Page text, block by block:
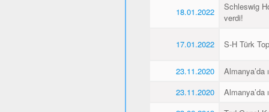
18.01.2022
Schleswig
verdi!
17.01.2022 S-H Türk
23.11.2020
Almanya’da
23.11.2020
Almanya’da